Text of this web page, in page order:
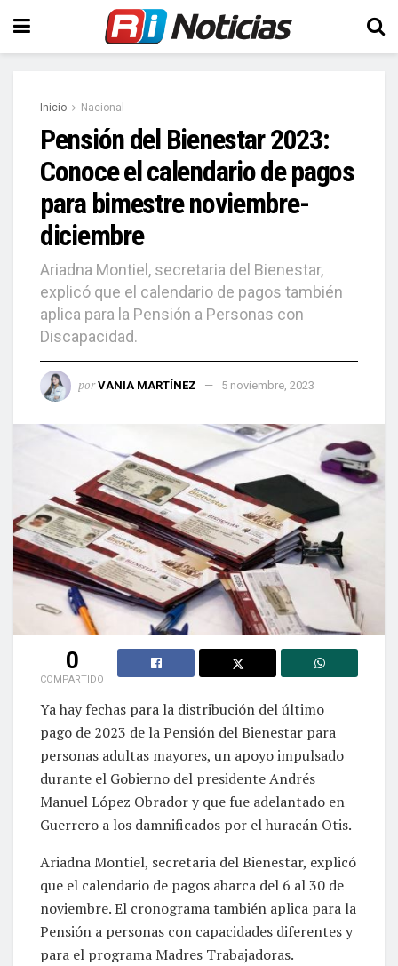
Inicio Nacional
Pensión del Bienestar 2023:
Conoce el calendario de pagos
para bimestre noviembre-
diciembre
Ariadna Montiel, secretaria del Bienestar,
explicó que el calendario de pagos también
aplica para la Pensión a Personas con
Discapacidad.
por VANIA MARTÍNEZ 5 noviembre, 2023
0
COMPARTIDO
Ya hay fechas para la distribución del último
pago de 2023 de la Pensión del Bienestar para
personas adultas mayores, un apoyo impulsado
durante el Gobierno del presidente Andrés
Manuel López Obrador y que fue adelantado en
Guerrero a los damnificados por el huracán Otis.
Ariadna Montiel, secretaria del Bienestar, explicó
que el calendario de pagos abarca del 6 al 30 de
noviembre. El cronograma también aplica para la
Pensión a personas con capacidades diferentes y
para el programa Madres Trabajadoras.